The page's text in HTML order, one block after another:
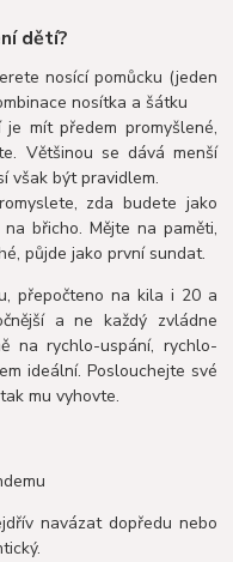
dětí?
nosící pomůcku (jeden
nosítka a šátku
mít předem promyšlené,
Většinou se dává menší
však být pravidlem.
zda budete jako
břicho. Mějte na paměti,
půjde jako první sundat.
přepočteno na kila i 20 a
a ne každý zvládne
na rychlo-uspání, rychlo-
ideální. Poslouchejte své
mu vyhovte.
navázat dopředu nebo